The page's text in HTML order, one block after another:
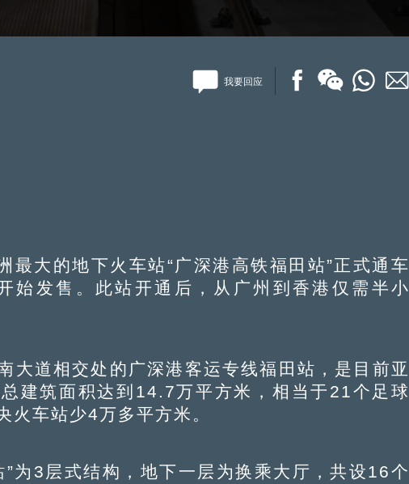
我要回应
的地下火车站“广深港高铁福田站”正式通车
始发售。此站开通后，从广州到香港仅需半小
道相交处的广深港客运专线福田站，是目前亚
建筑面积达到14.7万平方米，相当于21个足球
火车站少4万多平方米。
3层式结构，地下一层为换乘大厅，共设16个